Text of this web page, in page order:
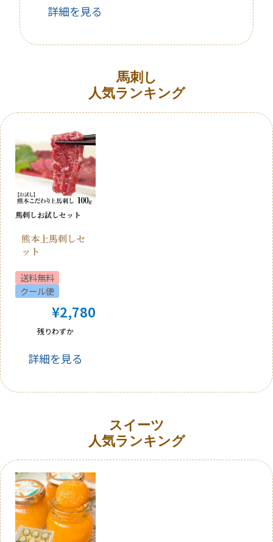
詳細を見る
馬刺し
人気ランキング
馬刺しお試しセット
熊本上馬刺しセ
ット
送料無料
クール便
¥2,780
残りわずか
詳細を見る
スイーツ
人気ランキング